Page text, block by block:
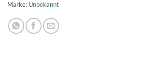
Marke: Unbekannt